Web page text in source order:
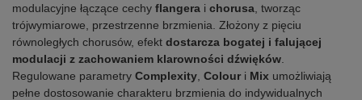
modulacyjne łączące cechy flangera i chorusa , tworząc
trójwymiarowe, przestrzenne brzmienia. Złożony z pięciu
równoległych chorusów, efekt dostarcza bogatej i falującej
modulacji z zachowaniem klarowności dźwięków
Regulowane parametry Complexity Colour i Mix umożliwiają
pełne dostosowanie charakteru brzmienia do indywidualnych